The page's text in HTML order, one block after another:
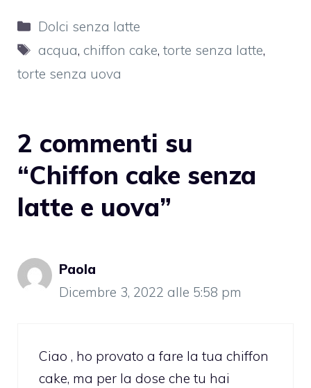
Categorie
Dolci senza latte
Tag
acqua, chiffon cake,torte senza latte,
torte senza uova
2 commenti su
“Chiffon cake senza
latte e uova”
Paola
Dicembre 3, 2022 alle 5:58 pm
Ciao , ho provato a fare la tua chiffon
cake, ma per la dose che tu hai